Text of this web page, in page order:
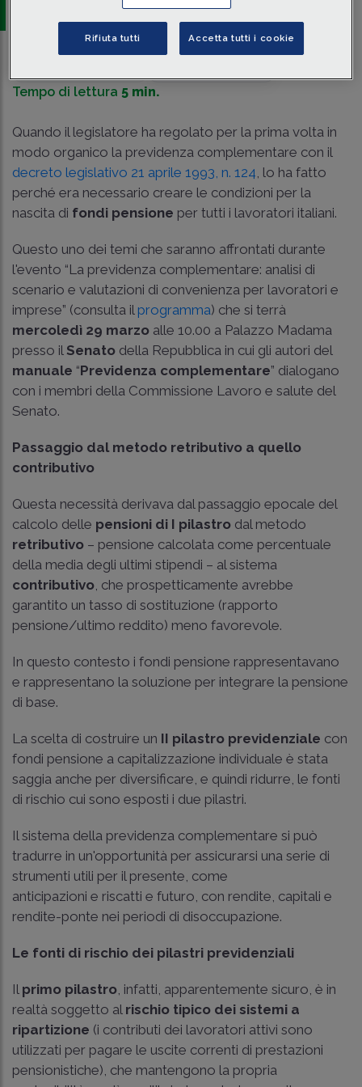
Tempo di lettura 5 min.
Quando il legislatore ha regolato per la prima volta in
modo organico la previdenza complementare con il
decreto legislativo 21 aprile 1993, n. 124 , lo ha fatto
perché era necessario creare le condizioni per la
nascita di fondi pensione per tutti i lavoratori italiani.
Questo uno dei temi che saranno affrontati durante
l'evento “La previdenza complementare: analisi di
scenario e valutazioni di convenienza per lavoratori e
imprese” (consulta il programma) che si terrà
mercoledì 29 marzo alle 10.00 a Palazzo Madama
presso il Senato della Repubblica in cui gli autori del
manuale “Previdenza complementare” dialogano
con i membri della Commissione Lavoro e salute del
Senato.
Passaggio dal metodo retributivo a quello
contributivo
Questa necessità derivava dal passaggio epocale del
calcolo delle pensioni di I pilastro dal metodo
retributivo – pensione calcolata come percentuale
della media degli ultimi stipendi – al sistema
contributivo , che prospetticamente avrebbe
garantito un tasso di sostituzione (rapporto
pensione/ultimo reddito) meno favorevole.
In questo contesto i fondi pensione rappresentavano
e rappresentano la soluzione per integrare la pensione
di base.
La scelta di costruire un II pilastro previdenziale con
fondi pensione a capitalizzazione individuale è stata
saggia anche per diversificare, e quindi ridurre, le fonti
di rischio cui sono esposti i due pilastri.
Il sistema della previdenza complementare si può
tradurre in un'opportunità per assicurarsi una serie di
strumenti utili per il presente, come
anticipazioni e riscatti e futuro, con rendite, capitali e
rendite-ponte nei periodi di disoccupazione.
Le fonti di rischio dei pilastri previdenziali
Il primo pilastro , infatti, apparentemente sicuro, è in
realtà soggetto al rischio tipico dei sistemi a
ripartizione (i contributi dei lavoratori attivi sono
utilizzati per pagare le uscite correnti di prestazioni
pensionistiche), che mantengono la propria
Rifiuta tutti Accetta tutti i cookie